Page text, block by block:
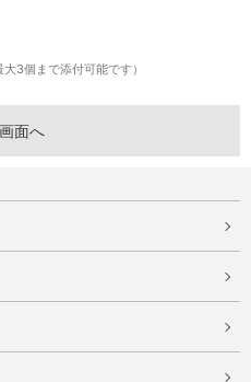
3個まで添付可能です）